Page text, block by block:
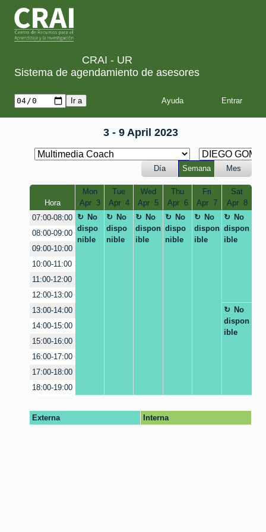
CRAI - UR
Sistema de agendamiento de asesores
Ayuda
3 - 9 April 2023
Día Semana Mes
Hora
Mon
Apr  3
Tue
Apr  4
Wed
Apr  5
Thu
Apr  6
Fri
Apr  7
Sat
Apr  8
07:00-08:00
No
dispo
nible
No
dispo
nible
No
dispon
ible
No
dispo
nible
No
dispon
ible
No
dispon
ible
08:00-09:00
09:00-10:00
10:00-11:00
11:00-12:00
12:00-13:00
13:00-14:00
No
dispon
ible
14:00-15:00
15:00-16:00
16:00-17:00
17:00-18:00
18:00-19:00
Externa Interna